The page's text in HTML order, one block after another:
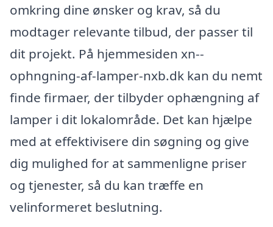
omkring dine ønsker og krav, så du
modtager relevante tilbud, der passer til
dit projekt. På hjemmesiden xn--
ophngning-af-lamper-nxb.dk kan du nemt
finde firmaer, der tilbyder ophængning af
lamper i dit lokalområde. Det kan hjælpe
med at effektivisere din søgning og give
dig mulighed for at sammenligne priser
og tjenester, så du kan træffe en
velinformeret beslutning.